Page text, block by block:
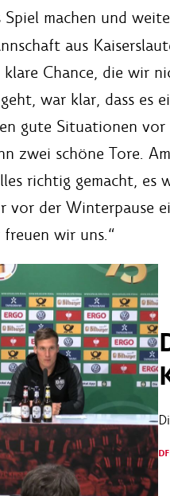
machen und
aus
Chance, die wir
war klar, dass es
gute Situationen vor
zwei schöne Tore.
richtig gemacht, es
vor der Winterpause
wir uns.“